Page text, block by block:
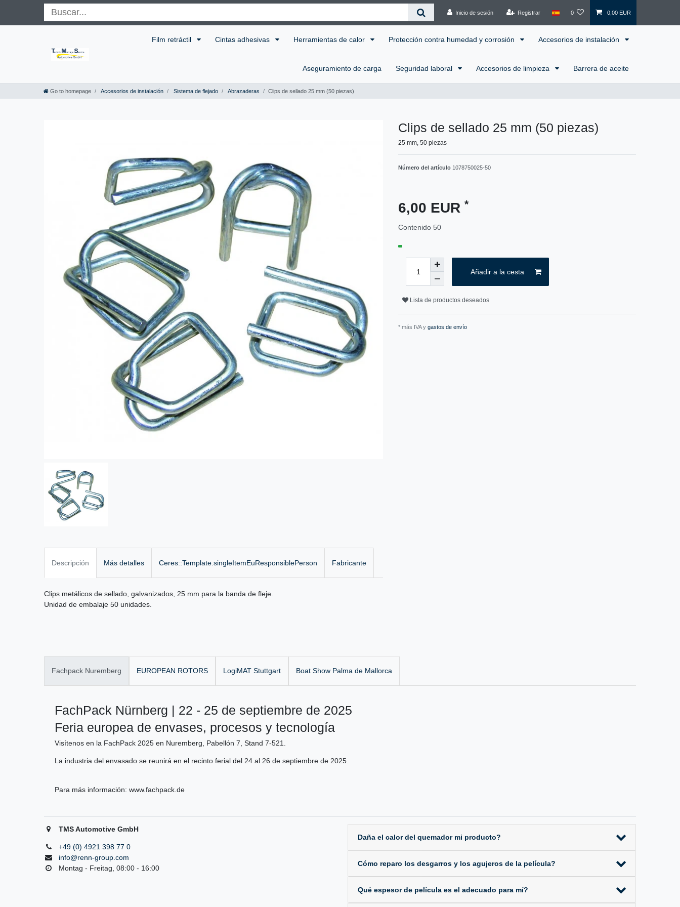
Inicio de sesión Registrar 0 0,00 EUR
Film retráctil Cintas adhesivas Herramientas de calor Protección contra humedad y corrosión Accesorios de instalación
Aseguramiento de carga Seguridad laboral Accesorios de limpieza Barrera de aceite
Go to homepage Accesorios de instalación Sistema de flejado Abrazaderas Clips de sellado 25 mm (50 piezas)
Clips de sellado 25 mm (50 piezas)
25 mm, 50 piezas
Número del artículo 1078750025-50
6,00 EUR *
Contenido 50
Añadir a la cesta
Lista de productos deseados
* más IVA y gastos de envío
Descripción Más detalles Ceres::Template.singleItemEuResponsiblePerson Fabricante
Clips metálicos de sellado, galvanizados, 25 mm para la banda de fleje.
Unidad de embalaje 50 unidades.
Fachpack Nuremberg EUROPEAN ROTORS LogiMAT Stuttgart Boat Show Palma de Mallorca
FachPack Nürnberg | 22 - 25 de septiembre de 2025
Feria europea de envases, procesos y tecnología
Visítenos en la FachPack 2025 en Nuremberg, Pabellón 7, Stand 7-521.
La industria del envasado se reunirá en el recinto ferial del 24 al 26 de septiembre de 2025.
Para más información: www.fachpack.de
TMS Automotive GmbH
+49 (0) 4921 398 77 0
info@renn-group.com
Montag - Freitag, 08:00 - 16:00
Daña el calor del quemador mi producto?
Cómo reparo los desgarros y los agujeros de la película?
Qué espesor de película es el adecuado para mí?